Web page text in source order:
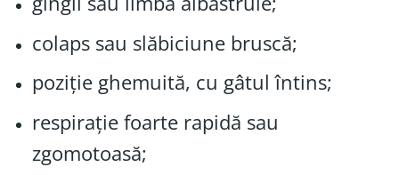
colaps sau slăbiciune bruscă;
poziție ghemuită, cu gâtul întins;
respirație foarte rapidă sau
zgomotoasă;